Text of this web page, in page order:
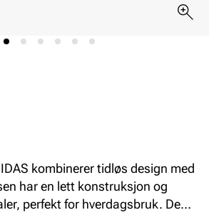
kombinerer tidløs design med
har en lett konstruksjon og
perfekt for hverdagsbruk. Den